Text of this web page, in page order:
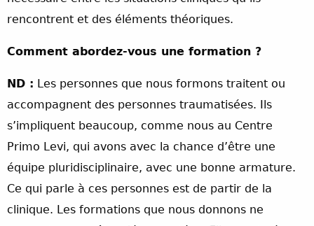
rencontrent et des éléments théoriques.
Comment abordez-vous une formation ?
ND : Les personnes que nous formons traitent ou
accompagnent des personnes traumatisées. Ils
s’impliquent beaucoup, comme nous au Centre
Primo Levi, qui avons avec la chance d’être une
équipe pluridisciplinaire, avec une bonne armature.
Ce qui parle à ces personnes est de partir de la
clinique. Les formations que nous donnons ne